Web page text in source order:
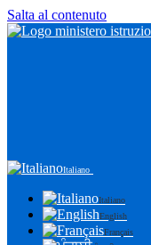
Salta al contenuto
Italiano
Italiano
English
Français